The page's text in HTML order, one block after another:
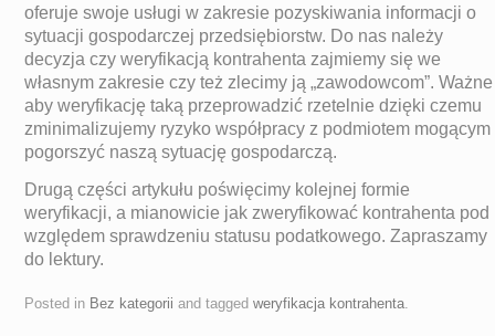
oferuje swoje usługi w zakresie pozyskiwania informacji o
sytuacji gospodarczej przedsiębiorstw. Do nas należy
decyzja czy weryfikacją kontrahenta zajmiemy się we
własnym zakresie czy też zlecimy ją „zawodowcom”. Ważne
aby weryfikację taką przeprowadzić rzetelnie dzięki czemu
zminimalizujemy ryzyko współpracy z podmiotem mogącym
pogorszyć naszą sytuację gospodarczą.
Drugą części artykułu poświęcimy kolejnej formie
weryfikacji, a mianowicie jak zweryfikować kontrahenta pod
względem sprawdzeniu statusu podatkowego. Zapraszamy
do lektury.
Posted in Bez kategorii and taggedweryfikacja kontrahenta.